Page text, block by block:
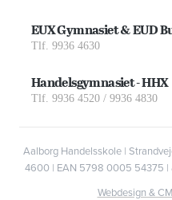
EUX Gymnasiet & EUD
Tlf. 9936 4630
Handelsgymnasiet - HHX
Tlf. 9936 4520 / 9936 4830
Aalborg Handelsskole |
4600 | EAN 5798 0005 54375 |
Webdesign &